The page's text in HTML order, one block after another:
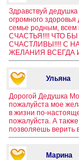
Здравствуй
огромного
семье родным,
СЧАСТЬЯ!!!! ЧТО
СЧАСТЛИВЫ!!!! С
ЖЕЛАНИЯ ВСЕГДА
Ульяна
Дорогой Дедушка
пожалуйста мое
в жизни по-
пожалуйста. А
позволяешь верить
Марина